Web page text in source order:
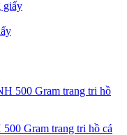
Gram trang tri hồ cá